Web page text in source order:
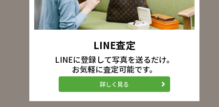
LINE査定
LINEに登録して写真を送るだけ。
お気軽に査定可能です。
詳しく見る